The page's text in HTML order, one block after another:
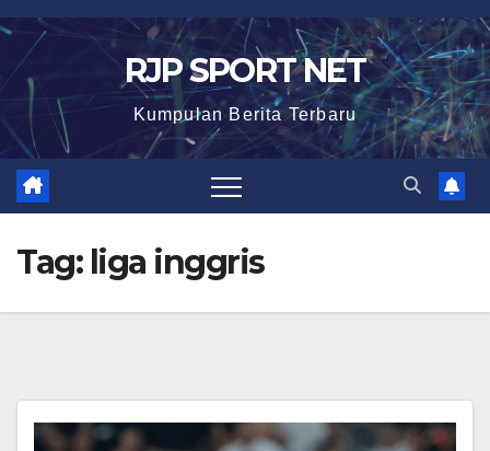
Skip
content
RJP SPORT NET
Kumpulan Berita Terbaru
Tag: liga inggris